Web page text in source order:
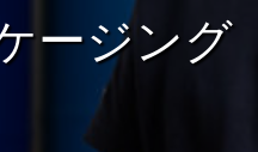
ージング